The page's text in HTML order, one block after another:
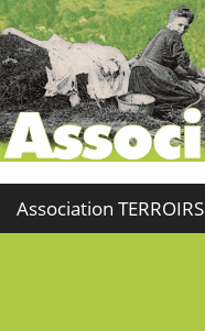
Association TERROIRS